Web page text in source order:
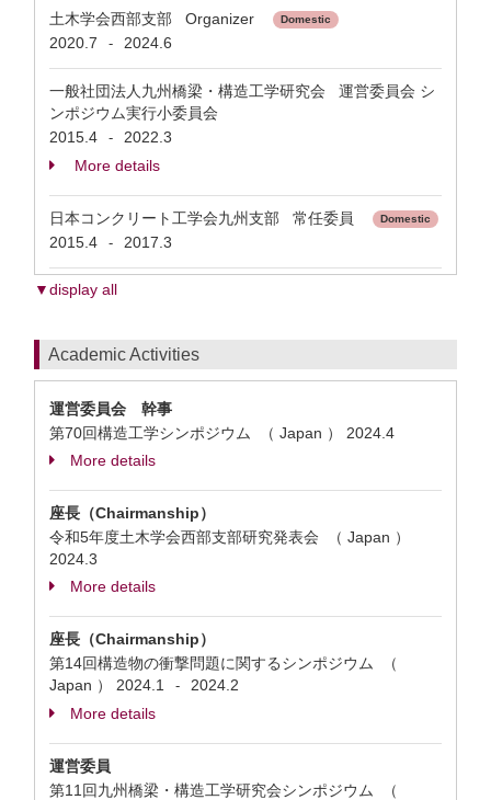
土木学会西部支部 Organizer Domestic
2020.7 - 2024.6
一般社団法人九州橋梁・構造工学研究会 運営委員会 シ
ンポジウム実行小委員会
2015.4
-
2022.3
More details
日本コンクリート工学会九州支部 常任委員 Domestic
2015.4 - 2017.3
▼display all
Academic Activities
運営委員会 幹事
第70回構造工学シンポジウム （ Japan ） 2024.4
More details
座長（Chairmanship）
令和5年度土木学会西部支部研究発表会 （ Japan ）
2024.3
More details
座長（Chairmanship）
第14回構造物の衝撃問題に関するシンポジウム （
Japan ） 2024.1 -
2024.2
More details
運営委員
第11回九州橋梁・構造工学研究会シンポジウム （